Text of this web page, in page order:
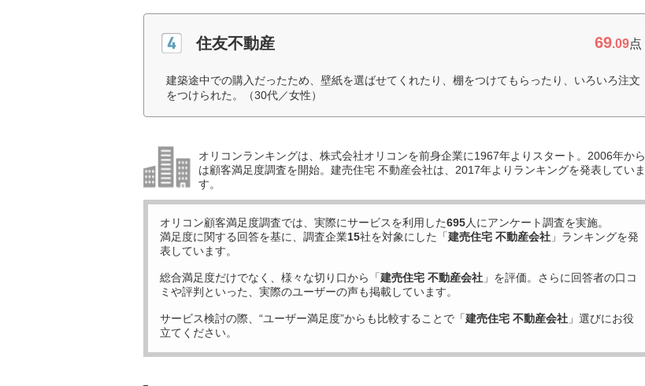
住友不動産 69.09点
建築途中での購入だったため、壁紙を選ばせてくれたり、棚をつけてもらったり、いろいろ注文
をつけられた。（30代／女性）
オリコンランキングは、株式会社オリコンを前身企業に1967年よりスタート。2006年から
は顧客満足度調査を開始。建売住宅 不動産会社は、2017年よりランキングを発表していま
す。
オリコン顧客満足度調査では、実際にサービスを利用した695人にアンケート調査を実施。
満足度に関する回答を基に、調査企業15社を対象にした「建売住宅 不動産会社 」ランキングを発
表しています。
総合満足度だけでなく、様々な切り口から「建売住宅 不動産会社 」を評価。さらに回答者の口コ
ミや評判といった、実際のユーザーの声も掲載しています。
サービス検討の際、“ユーザー満足度”からも比較することで「建売住宅 不動産会社 」選びにお役
立てください。